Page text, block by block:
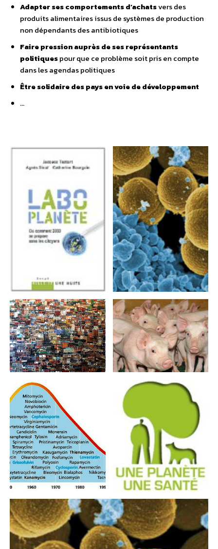
Adapter ses comportements d’achatsvers des
produits alimentaires issus de systèmes de production
non dépendants des antibiotiques
Faire pression auprès de ses représentants
politiquespour que ce problème soit pris en compte
dans les agendas politiques
Être solidaire des pays en voie de développement
…